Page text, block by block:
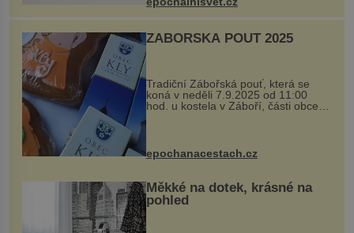
kovový...
ZÁBOŘSKÁ POUŤ 2025
Tradiční Zábořská pouť, která se
koná v neděli 7.9.2025 od 11:00
hod. u kostela v Záboří, části obce
Kly u Mělníka. V programu naleznete
komentovanou prohlídku kostela,
epochanacestach.cz
Měkké na dotek, krásné na
pohled